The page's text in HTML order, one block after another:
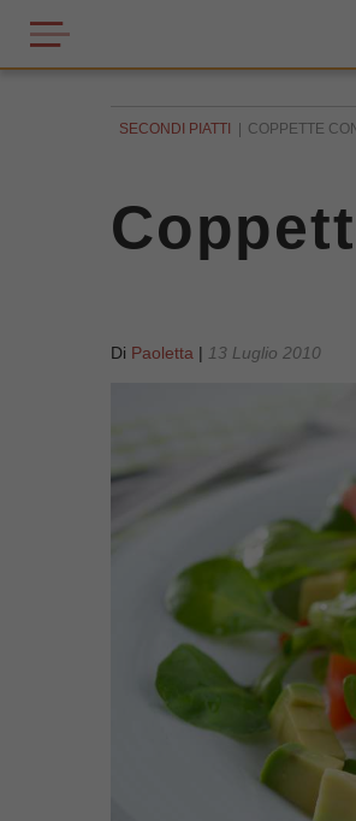
SECONDI PIATTI COPPETTE
Di Paoletta | 13 Luglio 2010